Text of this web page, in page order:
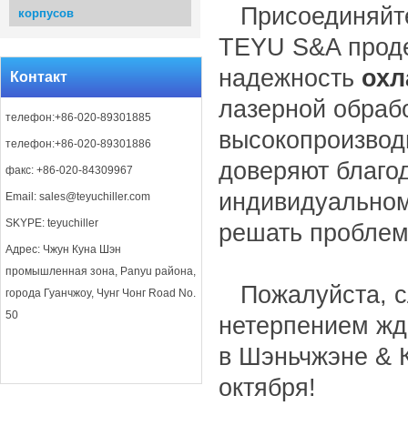
корпусов
Контакт
телефон:+86-020-89301885
телефон:+86-020-89301886
факс: +86-020-84309967
Email: sales@teyuchiller.com
SKYPE: teyuchiller
Адрес: Чжун Куна Шэн
промышленная зона, Panyu района,
города Гуанчжоу, Чунг Чонг Road No.
50
TEYU S&A
надежность
лазерной
доверяют
решать
Пожалуйста,
нетерпением
в Шэньчжэне &
октября!